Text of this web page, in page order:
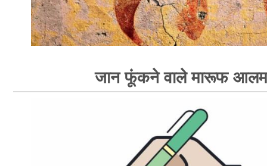
जान फूंकने वाले मारूफ आलम